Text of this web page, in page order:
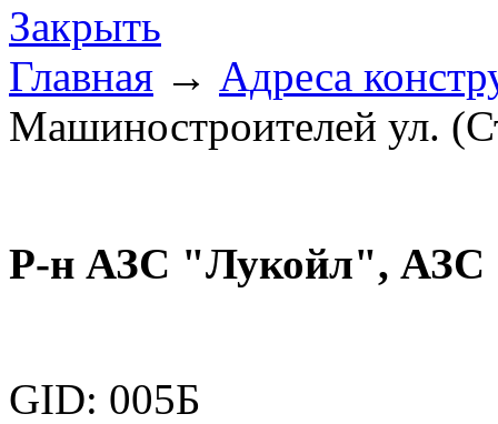
Закрыть
Главная → Адреса
Машиностроителей ул.
Р-н АЗС "Лукойл", АЗС
GID: 005Б